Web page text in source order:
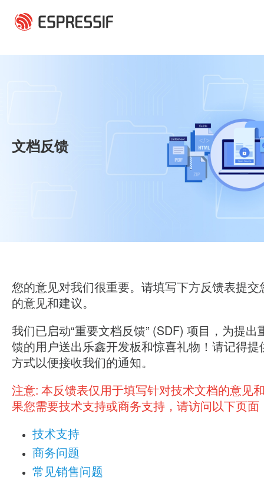
文档反馈
您的意见对我们很重要。请填写下方反馈表提交
的意见和建议。
我们已启动“重要文档反馈” (SDF) 项目，为提出
馈的用户送出乐鑫开发板和惊喜礼物！请记得提
方式以便接收我们的通知。
注意: 本反馈表仅用于填写针对技术文档的意见
果您需要技术支持或商务支持，请访问以下页面
技术支持
商务问题
常见销售问题